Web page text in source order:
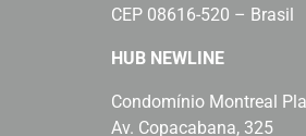
CEP 08616-520 – Brasil
HUB NEWLINE
Condomínio Montreal
Av. Copacabana, 325